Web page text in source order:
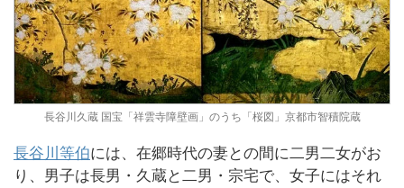
長谷川久蔵 国宝「祥雲寺障壁画」のうち「桜図」京都市智積院蔵
長谷川等伯には、在郷時代の妻との間に二男二女がお
り、男子は長男・久蔵と二男・宗宅で、女子にはそれ